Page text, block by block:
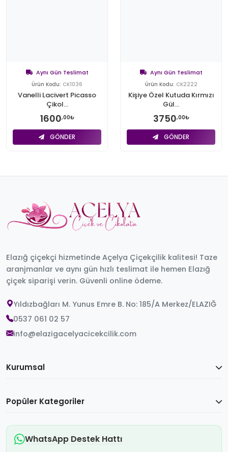
Aynı Gün Teslimat
Ürün Kodu: CK1036
Vanelli Lacivert Picasso
Çikol...
1600,00₺
GÖNDER
Aynı Gün Teslimat
Ürün Kodu: CK2222
Kişiye Özel Kutuda Kırmızı
Gül...
3750,00₺
GÖNDER
Elazığ çiçekçi hizmetinde Açelya Çiçekçilik kalitesi! Taze
aranjmanlar ve aynı gün hızlı teslimat ile hemen Elazığ
çiçek siparişi verin. Güvenli online ödeme.
Yıldızbağları M. Yunus Emre B. No: 185/A Merkez/ELAZIĞ
0537 061 02 57
info@elazigacelyacicekcilik.com
Kurumsal
Popüler Kategoriler
WhatsApp Destek Hattı